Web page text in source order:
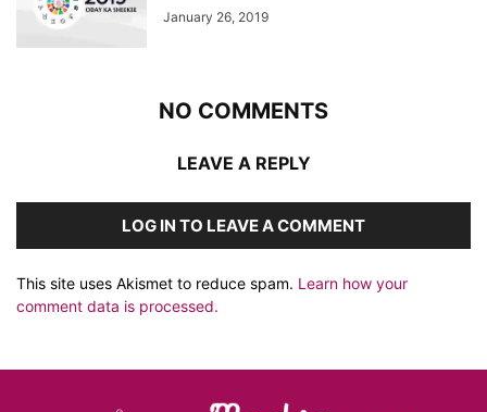
January 26, 2019
NO COMMENTS
LEAVE A REPLY
LOG IN TO LEAVE A COMMENT
This site uses Akismet to reduce spam. Learn how your
comment data is processed.